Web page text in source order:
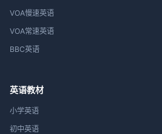
VOA慢速英语
VOA常速英语
BBC英语
英语教材
小学英语
初中英语